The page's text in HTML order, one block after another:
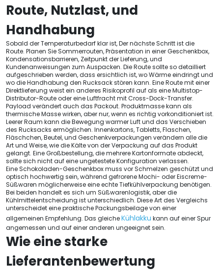
Route, Nutzlast, und
Handhabung
Sobald der Temperaturbedarf klar ist, Der nächste Schritt ist die
Route. Planen Sie Sommerrouten, Präsentation in einer Geschenkbox,
Kondensationsbarrieren, Zeitpunkt der Lieferung, und
Kundenanweisungen zum Auspacken. Die Route sollte so detailliert
aufgeschrieben werden, dass ersichtlich ist, wo Wärme eindringt und
wo die Handhabung den Rucksack stören kann. Eine Route mit einer
Direktlieferung weist ein anderes Risikoprofil auf als eine Multistop-
Distributor-Route oder eine Luftfracht mit Cross-Dock-Transfer.
Payload verändert auch das Packout. Produktmasse kann als
thermische Masse wirken, aber nur, wenn es richtig vorkonditioniert ist.
Leerer Raum kann die Bewegung warmer Luft und das Verschieben
des Rucksacks ermöglichen. Innenkartons, Tabletts, Flaschen,
Fläschchen, Beutel, und Geschenkverpackungen verändern alle die
Art und Weise, wie die Kälte von der Verpackung auf das Produkt
gelangt. Eine Großbestellung, die mehrere Kartonformate abdeckt,
sollte sich nicht auf eine ungetestete Konfiguration verlassen.
Eine Schokoladen-Geschenkbox muss vor Schmelzen geschützt und
optisch hochwertig sein, während gefrorene Mochi- oder Eiscreme-
Süßwaren möglicherweise eine echte Tiefkühlverpackung benötigen.
Bei beiden handelt es sich um Süßwarenlogistik, aber die
Kühlmittelentscheidung ist unterschiedlich. Diese Art des Vergleichs
unterscheidet eine praktische Packungsbeilage von einer
allgemeinen Empfehlung. Das gleicheKühlakku kann auf einer Spur
angemessen und auf einer anderen ungeeignet sein.
Wie eine starke
Lieferantenbewertung